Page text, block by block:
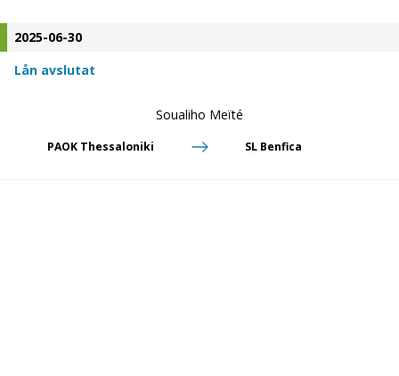
2025-06-30
Lån avslutat
Soualiho Meïté
PAOK Thessaloniki SL Benfica